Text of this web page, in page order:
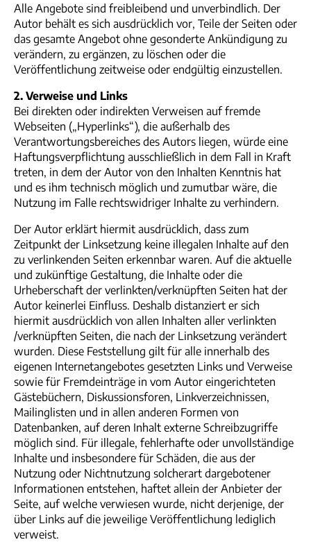
Alle Angebote sind freibleibend und unverbindlich. Der
Autor behält es sich ausdrücklich vor, Teile der Seiten oder
das gesamte Angebot ohne gesonderte Ankündigung zu
verändern, zu ergänzen, zu löschen oder die
Veröffentlichung zeitweise oder endgültig einzustellen.
2. Verweise und Links
Bei direkten oder indirekten Verweisen auf fremde
Webseiten („Hyperlinks“), die außerhalb des
Verantwortungsbereiches des Autors liegen, würde eine
Haftungsverpflichtung ausschließlich in dem Fall in Kraft
treten, in dem der Autor von den Inhalten Kenntnis hat
und es ihm technisch möglich und zumutbar wäre, die
Nutzung im Falle rechtswidriger Inhalte zu verhindern.
Der Autor erklärt hiermit ausdrücklich, dass zum
Zeitpunkt der Linksetzung keine illegalen Inhalte auf den
zu verlinkenden Seiten erkennbar waren. Auf die aktuelle
und zukünftige Gestaltung, die Inhalte oder die
Urheberschaft der verlinkten/verknüpften Seiten hat der
Autor keinerlei Einfluss. Deshalb distanziert er sich
hiermit ausdrücklich von allen Inhalten aller verlinkten
/verknüpften Seiten, die nach der Linksetzung verändert
wurden. Diese Feststellung gilt für alle innerhalb des
eigenen Internetangebotes gesetzten Links und Verweise
sowie für Fremdeinträge in vom Autor eingerichteten
Gästebüchern, Diskussionsforen, Linkverzeichnissen,
Mailinglisten und in allen anderen Formen von
Datenbanken, auf deren Inhalt externe Schreibzugriffe
möglich sind. Für illegale, fehlerhafte oder unvollständige
Inhalte und insbesondere für Schäden, die aus der
Nutzung oder Nichtnutzung solcherart dargebotener
Informationen entstehen, haftet allein der Anbieter der
Seite, auf welche verwiesen wurde, nicht derjenige, der
über Links auf die jeweilige Veröffentlichung lediglich
verweist.